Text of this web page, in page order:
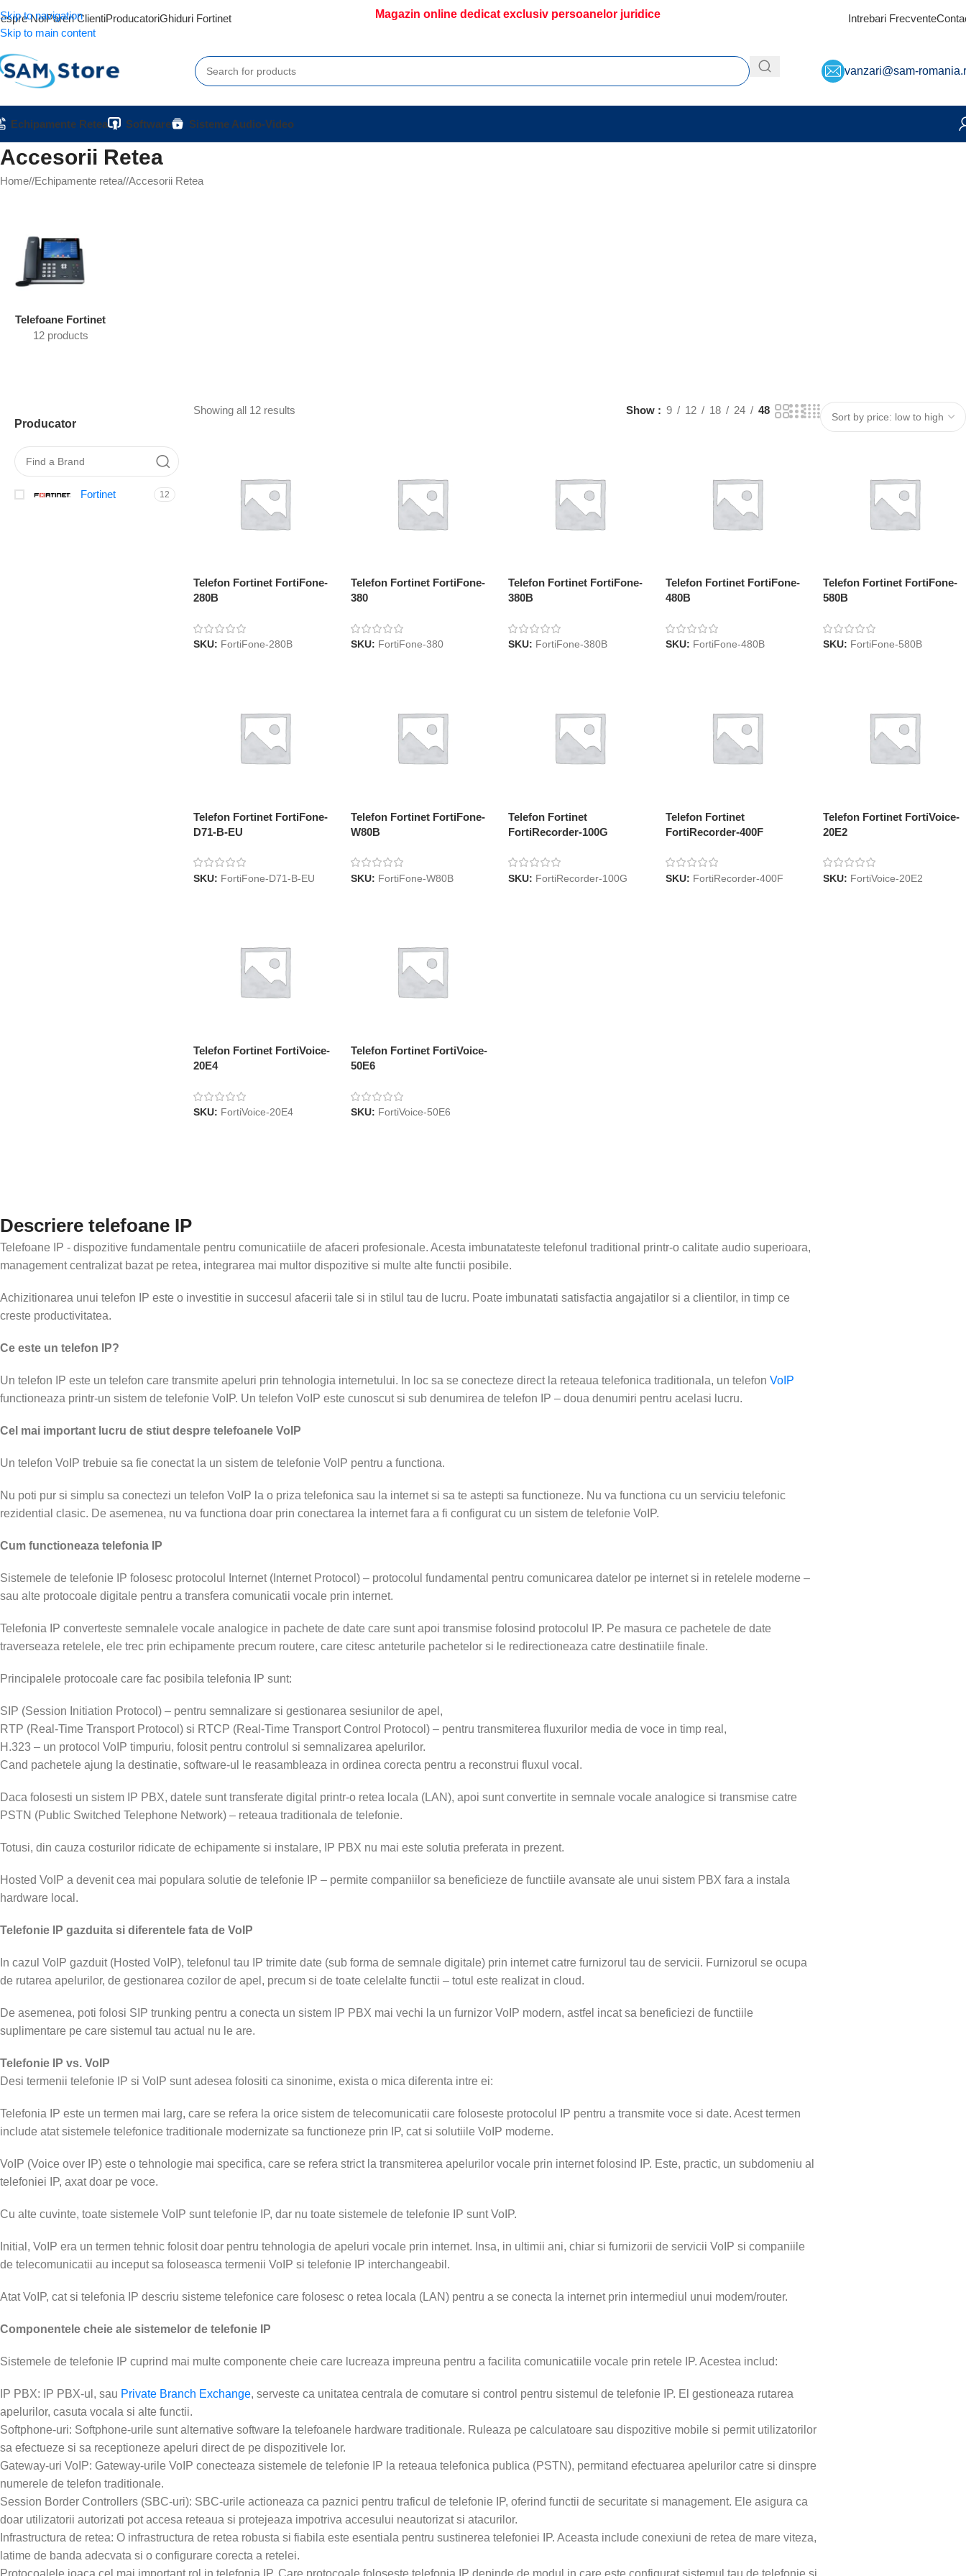
Skip to navigation
Skip to main content
NoiPareri ClientiProducatoriGhiduri Fortinet Magazin online dedicat exclusiv persoanelor juridice Intrebari Frecvente
vanzari@sam-
Echipamente Retea Software Sisteme Audio-Video
Accesorii Retea
Home/ Echipamente retea/ Accesorii Retea
Telefoane Fortinet
12 products
Producator
Fortinet 12
Showing all 12 results Show 9 12 18 24 48
Telefon Fortinet FortiFone-
280B
SKU: FortiFone-280B
Telefon Fortinet FortiFone-
380
SKU: FortiFone-380
Telefon Fortinet FortiFone-
380B
SKU: FortiFone-380B
Telefon Fortinet FortiFone-
480B
SKU: FortiFone-480B
Telefon Fortinet FortiFone-
580B
SKU: FortiFone-580B
Telefon Fortinet FortiFone-
D71-B-EU
SKU: FortiFone-D71-B-EU
Telefon Fortinet FortiFone-
W80B
SKU: FortiFone-W80B
Telefon Fortinet
FortiRecorder-100G
SKU: FortiRecorder-100G
Telefon Fortinet
FortiRecorder-400F
SKU: FortiRecorder-400F
Telefon Fortinet FortiVoice-
20E2
SKU: FortiVoice-20E2
Telefon Fortinet FortiVoice-
20E4
SKU: FortiVoice-20E4
Telefon Fortinet FortiVoice-
50E6
SKU: FortiVoice-50E6
Descriere telefoane IP
Telefoane IP - dispozitive fundamentale pentru comunicatiile de afaceri profesionale. Acesta imbunatateste telefonul traditional printr-o calitate audio superioara,
management centralizat bazat pe retea, integrarea mai multor dispozitive si multe alte functii posibile.
Achizitionarea unui telefon IP este o investitie in succesul afacerii tale si in stilul tau de lucru. Poate imbunatati satisfactia angajatilor si a clientilor, in timp ce
creste productivitatea.
Ce este un telefon IP?
Un telefon IP este un telefon care transmite apeluri prin tehnologia internetului. In loc sa se conecteze direct la reteaua telefonica traditionala, un telefon VoIP
functioneaza printr-un sistem de telefonie VoIP. Un telefon VoIP este cunoscut si sub denumirea de telefon IP – doua denumiri pentru acelasi lucru.
Cel mai important lucru de stiut despre telefoanele VoIP
Un telefon VoIP trebuie sa fie conectat la un sistem de telefonie VoIP pentru a functiona.
Nu poti pur si simplu sa conectezi un telefon VoIP la o priza telefonica sau la internet si sa te astepti sa functioneze. Nu va functiona cu un serviciu telefonic
rezidential clasic. De asemenea, nu va functiona doar prin conectarea la internet fara a fi configurat cu un sistem de telefonie VoIP.
Cum functioneaza telefonia IP
Sistemele de telefonie IP folosesc protocolul Internet (Internet Protocol) – protocolul fundamental pentru comunicarea datelor pe internet si in retelele moderne –
sau alte protocoale digitale pentru a transfera comunicatii vocale prin internet.
Telefonia IP converteste semnalele vocale analogice in pachete de date care sunt apoi transmise folosind protocolul IP. Pe masura ce pachetele de date
traverseaza retelele, ele trec prin echipamente precum routere, care citesc anteturile pachetelor si le redirectioneaza catre destinatiile finale.
Principalele protocoale care fac posibila telefonia IP sunt:
SIP (Session Initiation Protocol) – pentru semnalizare si gestionarea sesiunilor de apel,
RTP (Real-Time Transport Protocol) si RTCP (Real-Time Transport Control Protocol) – pentru transmiterea fluxurilor media de voce in timp real,
H.323 – un protocol VoIP timpuriu, folosit pentru controlul si semnalizarea apelurilor.
Cand pachetele ajung la destinatie, software-ul le reasambleaza in ordinea corecta pentru a reconstrui fluxul vocal.
Daca folosesti un sistem IP PBX, datele sunt transferate digital printr-o retea locala (LAN), apoi sunt convertite in semnale vocale analogice si transmise catre
PSTN (Public Switched Telephone Network) – reteaua traditionala de telefonie.
Totusi, din cauza costurilor ridicate de echipamente si instalare, IP PBX nu mai este solutia preferata in prezent.
Hosted VoIP a devenit cea mai populara solutie de telefonie IP – permite companiilor sa beneficieze de functiile avansate ale unui sistem PBX fara a instala
hardware local.
Telefonie IP gazduita si diferentele fata de VoIP
In cazul VoIP gazduit (Hosted VoIP), telefonul tau IP trimite date (sub forma de semnale digitale) prin internet catre furnizorul tau de servicii. Furnizorul se ocupa
de rutarea apelurilor, de gestionarea cozilor de apel, precum si de toate celelalte functii – totul este realizat in cloud.
De asemenea, poti folosi SIP trunking pentru a conecta un sistem IP PBX mai vechi la un furnizor VoIP modern, astfel incat sa beneficiezi de functiile
suplimentare pe care sistemul tau actual nu le are.
Telefonie IP vs. VoIP
Desi termenii telefonie IP si VoIP sunt adesea folositi ca sinonime, exista o mica diferenta intre ei:
Telefonia IP este un termen mai larg, care se refera la orice sistem de telecomunicatii care foloseste protocolul IP pentru a transmite voce si date. Acest termen
include atat sistemele telefonice traditionale modernizate sa functioneze prin IP, cat si solutiile VoIP moderne.
VoIP (Voice over IP) este o tehnologie mai specifica, care se refera strict la transmiterea apelurilor vocale prin internet folosind IP. Este, practic, un subdomeniu al
telefoniei IP, axat doar pe voce.
Cu alte cuvinte, toate sistemele VoIP sunt telefonie IP, dar nu toate sistemele de telefonie IP sunt VoIP.
Initial, VoIP era un termen tehnic folosit doar pentru tehnologia de apeluri vocale prin internet. Insa, in ultimii ani, chiar si furnizorii de servicii VoIP si companiile
de telecomunicatii au inceput sa foloseasca termenii VoIP si telefonie IP interchangeabil.
Atat VoIP, cat si telefonia IP descriu sisteme telefonice care folosesc o retea locala (LAN) pentru a se conecta la internet prin intermediul unui modem/router.
Componentele cheie ale sistemelor de telefonie IP
Sistemele de telefonie IP cuprind mai multe componente cheie care lucreaza impreuna pentru a facilita comunicatiile vocale prin retele IP. Acestea includ:
IP PBX: IP PBX-ul, sau Private Branch Exchange, serveste ca unitatea centrala de comutare si control pentru sistemul de telefonie IP. El gestioneaza rutarea
apelurilor, casuta vocala si alte functii.
Softphone-uri: Softphone-urile sunt alternative software la telefoanele hardware traditionale. Ruleaza pe calculatoare sau dispozitive mobile si permit utilizatorilor
sa efectueze si sa receptioneze apeluri direct de pe dispozitivele lor.
Gateway-uri VoIP: Gateway-urile VoIP conecteaza sistemele de telefonie IP la reteaua telefonica publica (PSTN), permitand efectuarea apelurilor catre si dinspre
numerele de telefon traditionale.
Session Border Controllers (SBC-uri): SBC-urile actioneaza ca paznici pentru traficul de telefonie IP, oferind functii de securitate si management. Ele asigura ca
doar utilizatorii autorizati pot accesa reteaua si protejeaza impotriva accesului neautorizat si atacurilor.
Infrastructura de retea: O infrastructura de retea robusta si fiabila este esentiala pentru sustinerea telefoniei IP. Aceasta include conexiuni de retea de mare viteza,
latime de banda adecvata si o configurare corecta a retelei.